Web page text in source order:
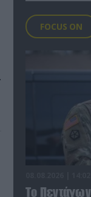
FOCUS ON
Το